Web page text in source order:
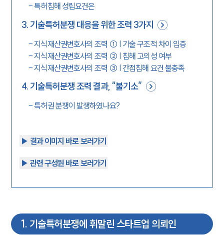
-특허침해 성립요건은
3.기술특허분쟁 대응을 위한 조력 3가지
-지식재산권변호사의 조력 ① | 기술 구조적 차이 입증
-지식재산권변호사의 조력 ② | 침해 고의성 여부
-지식재산권변호사의 조력 ③ | 간접침해 요건 불충족
4.기술특허분쟁 조력 결과, “불기소”
-특허권 분쟁이 발생하였나요?
▶︎ 결과 이미지 바로 보러가기
▶︎ 관련 구성원 바로 보러가기
1. 기술특허분쟁에 휘말린 스타트업 의뢰인